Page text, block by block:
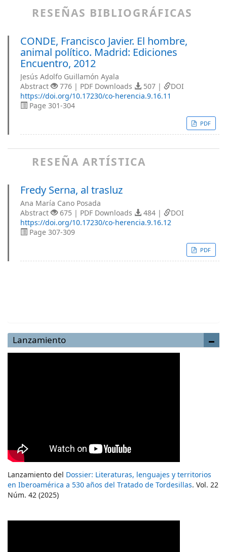
RESEÑAS BIBLIOGRÁFICAS
CONDE, Francisco Javier. El hombre,
animal político. Madrid: Ediciones
Encuentro, 2012
Jesús Adolfo Guillamón Ayala
Abstract
776 | PDF Downloads 507 |
DOI
https://doi.org/10.17230/co-herencia.9.16.11
Page 301-304
PDF
RESEÑA ARTÍSTICA
Fredy Serna, al trasluz
Ana María Cano Posada
Abstract
675 | PDF Downloads 484 |
DOI
https://doi.org/10.17230/co-herencia.9.16.12
Page 307-309
PDF
Lanzamiento
Lanzamiento del Dossier: Literaturas, lenguajes y territorios
en Iberoamérica a 530 años del Tratado de Tordesillas. Vol. 22
Núm. 42 (2025)